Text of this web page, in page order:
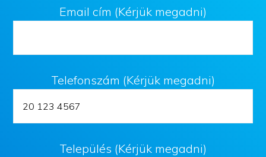
Email cím (Kérjük megadni)
Telefonszám (Kérjük megadni)
Település (Kérjük megadni)